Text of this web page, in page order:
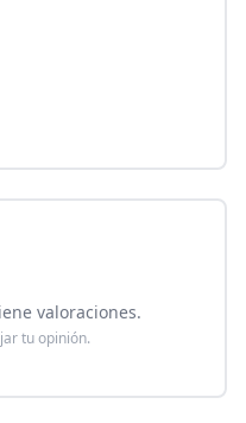
valoraciones.
tu opinión.